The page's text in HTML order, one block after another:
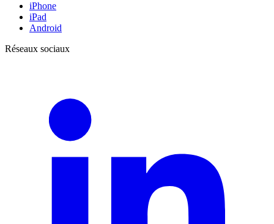
iPhone
iPad
Android
Réseaux sociaux